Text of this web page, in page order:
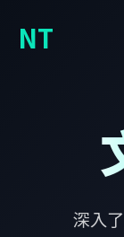
NT
深入